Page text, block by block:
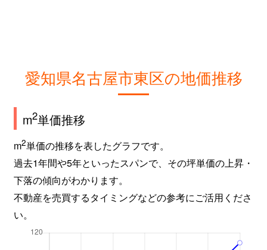
愛知県名古屋市東区の地価推移
m2単価推移
m2単価の推移を表したグラフです。
過去1年間や5年といったスパンで、その坪単価の上昇・
下落の傾向がわかります。
不動産を売買するタイミングなどの参考にご活用くださ
い。